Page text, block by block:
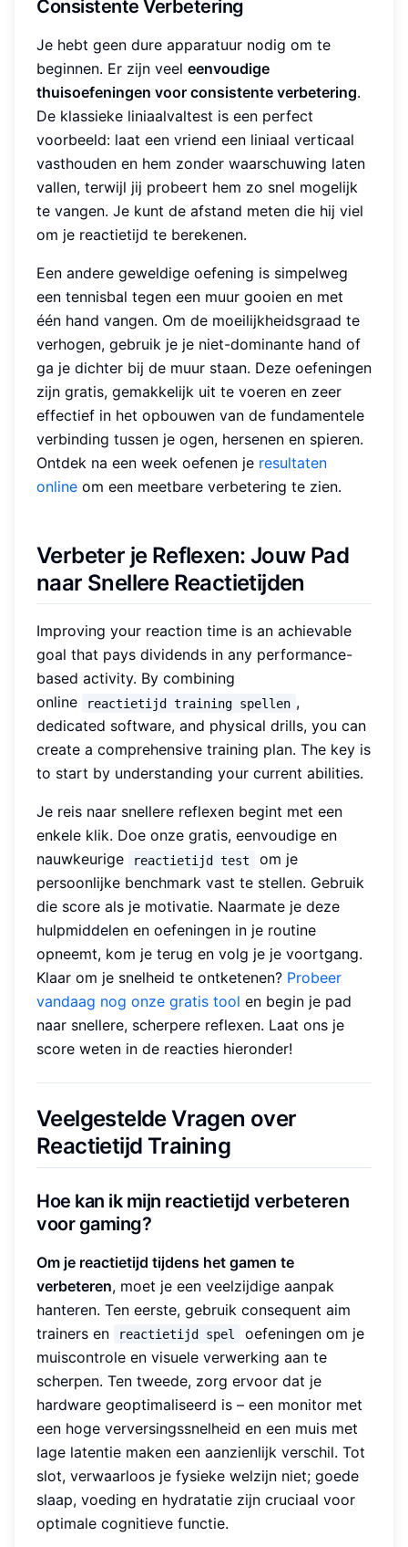
Consistente Verbetering
Je hebt geen dure apparatuur nodig om te
beginnen. Er zijn veel eenvoudige
thuisoefeningen voor consistente verbetering.
De klassieke liniaalvaltest is een perfect
voorbeeld: laat een vriend een liniaal verticaal
vasthouden en hem zonder waarschuwing laten
vallen, terwijl jij probeert hem zo snel mogelijk
te vangen. Je kunt de afstand meten die hij viel
om je reactietijd te berekenen.
Een andere geweldige oefening is simpelweg
een tennisbal tegen een muur gooien en met
één hand vangen. Om de moeilijkheidsgraad te
verhogen, gebruik je je niet-dominante hand of
ga je dichter bij de muur staan. Deze oefeningen
zijn gratis, gemakkelijk uit te voeren en zeer
effectief in het opbouwen van de fundamentele
verbinding tussen je ogen, hersenen en spieren.
Ontdek na een week oefenen je resultaten
online om een meetbare verbetering te zien.
Verbeter je Reflexen: Jouw Pad
naar Snellere Reactietijden
Improving your reaction time is an achievable
goal that pays dividends in any performance-
based activity. By combining
online
reactietijd training spellen ,
dedicated software, and physical drills, you can
create a comprehensive training plan. The key is
to start by understanding your current abilities.
Je reis naar snellere reflexen begint met een
enkele klik. Doe onze gratis, eenvoudige en
nauwkeurige
reactietijd test
om je
persoonlijke benchmark vast te stellen. Gebruik
die score als je motivatie. Naarmate je deze
hulpmiddelen en oefeningen in je routine
opneemt, kom je terug en volg je je voortgang.
Klaar om je snelheid te ontketenen? Probeer
vandaag nog onze gratis tool en begin je pad
naar snellere, scherpere reflexen. Laat ons je
score weten in de reacties hieronder!
Veelgestelde Vragen over
Reactietijd Training
Hoe kan ik mijn reactietijd verbeteren
voor gaming?
Om je reactietijd tijdens het gamen te
verbeteren, moet je een veelzijdige aanpak
hanteren. Ten eerste, gebruik consequent aim
trainers en
reactietijd spel
oefeningen om je
muiscontrole en visuele verwerking aan te
scherpen. Ten tweede, zorg ervoor dat je
hardware geoptimaliseerd is – een monitor met
een hoge verversingssnelheid en een muis met
lage latentie maken een aanzienlijk verschil. Tot
slot, verwaarloos je fysieke welzijn niet; goede
slaap, voeding en hydratatie zijn cruciaal voor
optimale cognitieve functie.